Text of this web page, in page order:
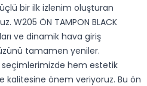
bir ilk izlenim oluşturan
W205 ÖN TAMPON BLACK
ve dinamik hava giriş
tamamen yeniler.
seçimlerimizde hem estetik
önem veriyoruz. Bu ön